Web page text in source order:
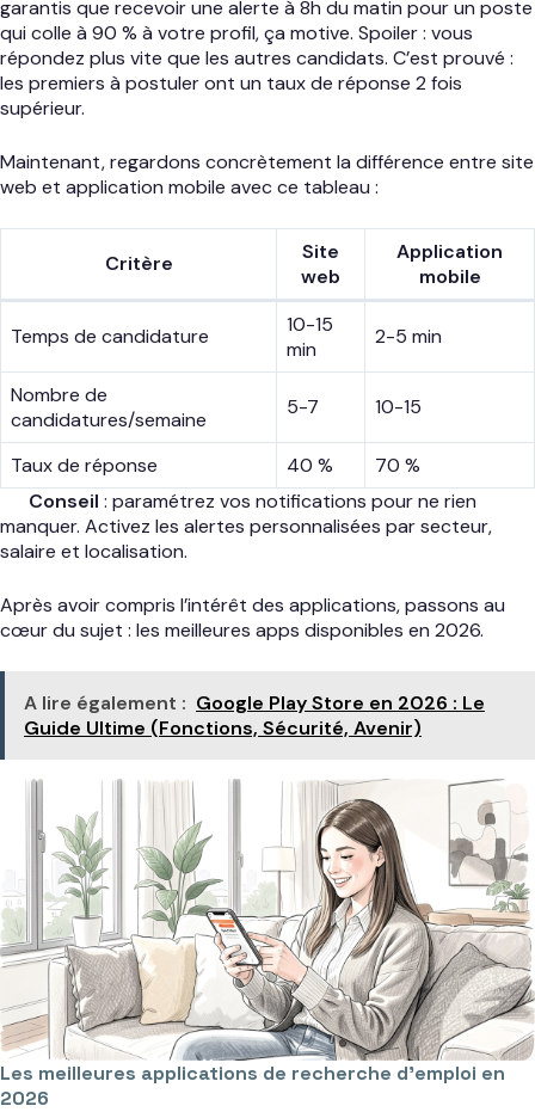
garantis que recevoir une alerte à 8h du matin pour un poste
qui colle à 90 % à votre profil, ça motive. Spoiler : vous
répondez plus vite que les autres candidats. C’est prouvé :
les premiers à postuler ont un taux de réponse 2 fois
supérieur.
Maintenant, regardons concrètement la différence entre site
web et application mobile avec ce tableau :
Critère
Site
web
Application
mobile
Temps de candidature
10-15
min
2-5 min
Nombre de
candidatures/semaine
5-7 10-15
Taux de réponse 40 %
70 %
Conseil : paramétrez vos notifications pour ne rien
manquer. Activez les alertes personnalisées par secteur,
salaire et localisation.
Après avoir compris l’intérêt des applications, passons au
cœur du sujet : les meilleures apps disponibles en 2026.
A lire également : Google Play Store en 2026 : Le
Guide Ultime (Fonctions, Sécurité, Avenir)
Les meilleures applications de recherche d’emploi en
2026